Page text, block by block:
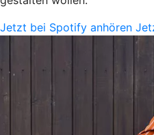
Jetzt bei Spotify anhören